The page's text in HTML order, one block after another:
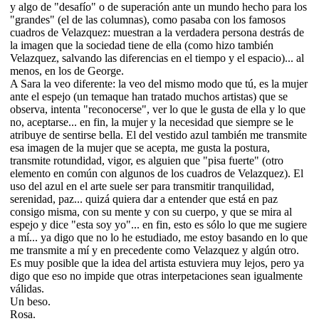
y algo de "desafío" o de superación ante un mundo hecho para los
"grandes" (el de las columnas), como pasaba con los famosos
cuadros de Velazquez: muestran a la verdadera persona destrás de
la imagen que la sociedad tiene de ella (como hizo también
Velazquez, salvando las diferencias en el tiempo y el espacio)... al
menos, en los de George.
A Sara la veo diferente: la veo del mismo modo que tú, es la mujer
ante el espejo (un temaque han tratado muchos artistas) que se
observa, intenta "reconocerse", ver lo que le gusta de ella y lo que
no, aceptarse... en fin, la mujer y la necesidad que siempre se le
atribuye de sentirse bella. El del vestido azul también me transmite
esa imagen de la mujer que se acepta, me gusta la postura,
transmite rotundidad, vigor, es alguien que "pisa fuerte" (otro
elemento en común con algunos de los cuadros de Velazquez). El
uso del azul en el arte suele ser para transmitir tranquilidad,
serenidad, paz... quizá quiera dar a entender que está en paz
consigo misma, con su mente y con su cuerpo, y que se mira al
espejo y dice "esta soy yo"... en fin, esto es sólo lo que me sugiere
a mí... ya digo que no lo he estudiado, me estoy basando en lo que
me transmite a mí y en precedente como Velazquez y algún otro.
Es muy posible que la idea del artista estuviera muy lejos, pero ya
digo que eso no impide que otras interpetaciones sean igualmente
válidas.
Un beso.
Rosa.